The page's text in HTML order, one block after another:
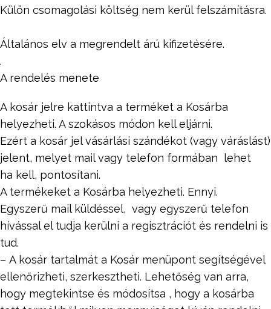
Külön csomagolási költség nem kerül felszámításra.
Általános elv a megrendelt árú kifizetésére.
.
A rendelés menete
A kosár jelre kattintva a terméket a Kosárba
helyezheti. A szokásos módon kell eljárni.
Ezért a kosár jel vásárlási szándékot (vagy váráslást)
jelent, melyet mail vagy telefon formában lehet
ha kell, pontosítani.
A termékeket a Kosárba helyezheti. Ennyi.
Egyszerű mail küldéssel, vagy egyszerű telefon
hívással el tudja kerülni a regisztrációt és rendelni is
tud.
– A kosár tartalmát a Kosár menüpont segítségével
ellenőrizheti, szerkesztheti. Lehetőség van arra,
hogy megtekintse és módosítsa , hogy a kosárba